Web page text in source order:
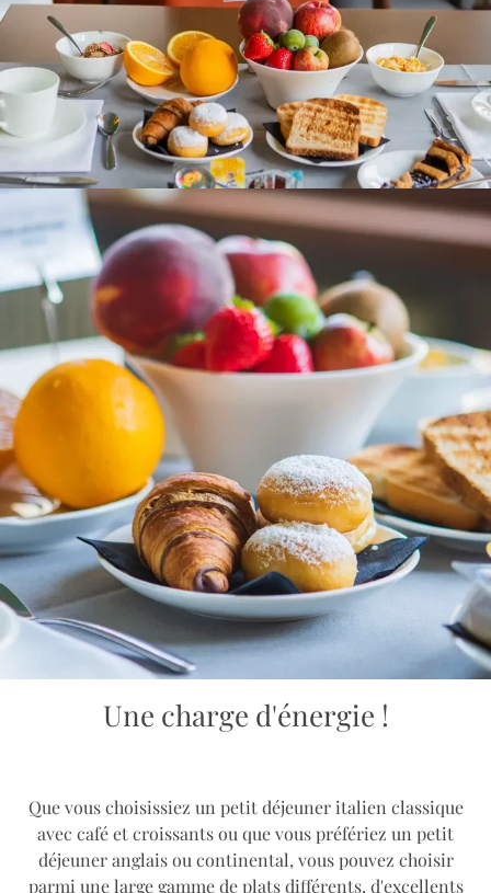
Une charge d'énergie !
Que vous choisissiez un petit déjeuner italien classique
avec café et croissants ou que vous préfériez un petit
déjeuner anglais ou continental, vous pouvez choisir
parmi une large gamme de plats différents, d'excellents